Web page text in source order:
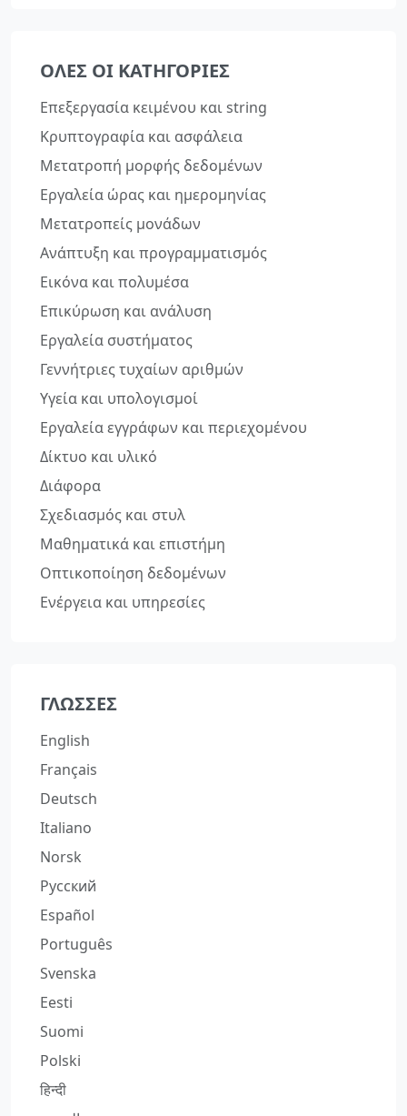
ΌΛΕΣ ΟΙ ΚΑΤΗΓΟΡΊΕΣ
Επεξεργασία κειμένου και string
Κρυπτογραφία και ασφάλεια
Μετατροπή μορφής δεδομένων
Εργαλεία ώρας και ημερομηνίας
Μετατροπείς μονάδων
Ανάπτυξη και προγραμματισμός
Εικόνα και πολυμέσα
Επικύρωση και ανάλυση
Εργαλεία συστήματος
Γεννήτριες τυχαίων αριθμών
Υγεία και υπολογισμοί
Εργαλεία εγγράφων και περιεχομένου
Δίκτυο και υλικό
Διάφορα
Σχεδιασμός και στυλ
Μαθηματικά και επιστήμη
Οπτικοποίηση δεδομένων
Ενέργεια και υπηρεσίες
ΓΛΏΣΣΕΣ
English
Français
Deutsch
Italiano
Norsk
Русский
Español
Português
Svenska
Eesti
Suomi
Polski
हिन्दी